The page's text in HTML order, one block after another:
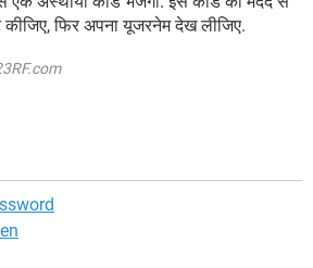
फिर अपना यूजरनेम देख लीजिए.